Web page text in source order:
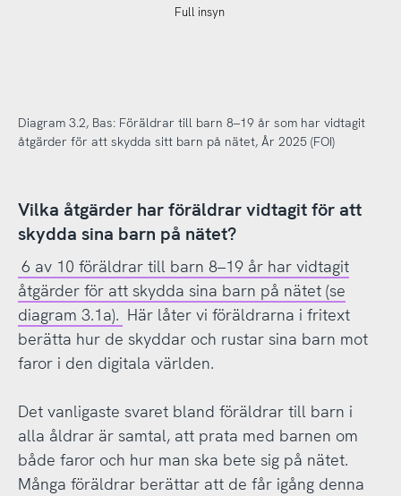
Full insyn
Diagram 3.2, Bas: Föräldrar till barn 8–19 år som har vidtagit
åtgärder för att skydda sitt barn på nätet, År 2025 (FOI)
Vilka åtgärder har föräldrar vidtagit för att
skydda sina barn på nätet?
6 av 10 föräldrar till barn 8–19 år har vidtagit
åtgärder för att skydda sina barn på nätet (se
diagram 3.1a). Här låter vi föräldrarna i fritext
berätta hur de skyddar och rustar sina barn mot
faror i den digitala världen.
Det vanligaste svaret bland föräldrar till barn i
alla åldrar är samtal, att prata med barnen om
både faror och hur man ska bete sig på nätet.
Många föräldrar berättar att de får igång denna